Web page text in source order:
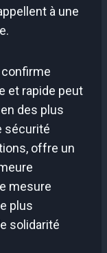
à une
et rapide peut
des plus
sécurité
offre un
mesure
plus
solidarité